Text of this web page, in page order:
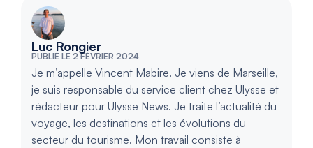
Luc Rongier
PUBLIÉ LE 2 FÉVRIER 2024
Je m’appelle Vincent Mabire. Je viens de Marseille,
je suis responsable du service client chez Ulysse et
rédacteur pour Ulysse News. Je traite l’actualité du
voyage, les destinations et les évolutions du
secteur du tourisme. Mon travail consiste à